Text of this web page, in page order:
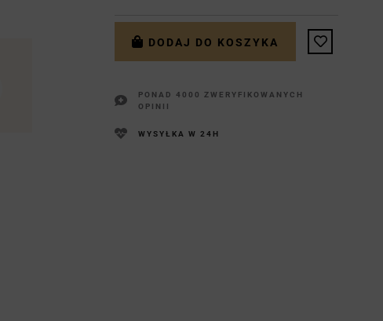
DODAJ DO KOSZYKA
PONAD 4000 ZWERYFIKOWANYCH
OPINII
WYSYŁKA W 24H